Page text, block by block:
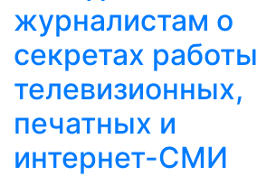
журналистам о
секретах работы
телевизионных,
печатных и
интернет-СМИ